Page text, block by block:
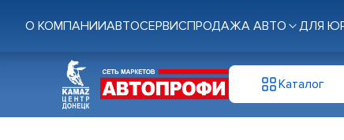
О КОМПАНИИАВТОСЕРВИСПРОДАЖА АВТО ДЛЯ
Каталог